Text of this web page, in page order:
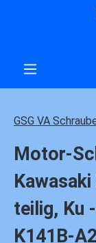
Zum Hauptinhalt
GSG VA
Motor-
teilig, Ku
K141B-A2